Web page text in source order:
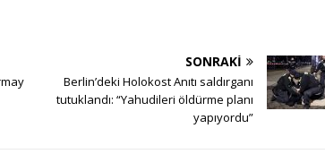
SONRAKI
Berlin’deki Holokost Anıtı saldırganı
tutuklandı: “Yahudileri öldürme planı
yapıyordu”